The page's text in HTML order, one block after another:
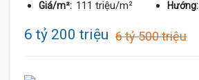
Giá/m²: 111 triệu/m² Hướng:
6 tỷ 200 triệu 6 tỷ 500 triệu